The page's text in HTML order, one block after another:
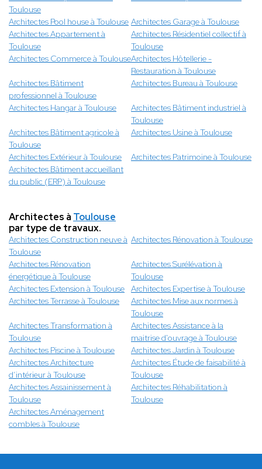
Toulouse
Architectes Pool house à Toulouse Architectes Garage à Toulouse
Architectes Appartement à
Toulouse
Architectes Résidentiel collectif à
Toulouse
Architectes Commerce à ToulouseArchitectes Hôtellerie -
Restauration à Toulouse
Architectes Bâtiment
professionnel à Toulouse
Architectes Bureau à Toulouse
Architectes Hangar à Toulouse
Architectes Bâtiment industriel à
Toulouse
Architectes Bâtiment agricole à
Toulouse
Architectes Usine à Toulouse
Architectes Extérieur à Toulouse
Architectes Patrimoine à Toulouse
Architectes Bâtiment accueillant
du public (ERP) à Toulouse
Architectes à Toulouse
par type de travaux.
Architectes Construction neuve à
Toulouse
Architectes Rénovation à Toulouse
Architectes Rénovation
énergétique à Toulouse
Architectes Surélévation à
Toulouse
Architectes Extension à Toulouse
Architectes Expertise à Toulouse
Architectes Terrasse à Toulouse
Architectes Mise aux normes à
Toulouse
Architectes Transformation à
Toulouse
Architectes Assistance à la
maitrise d'ouvrage à Toulouse
Architectes Piscine à Toulouse
Architectes Jardin à Toulouse
Architectes Architecture
d’intérieur à Toulouse
Architectes Étude de faisabilité à
Toulouse
Architectes Assainissement à
Toulouse
Architectes Réhabilitation à
Toulouse
Architectes Aménagement
combles à Toulouse